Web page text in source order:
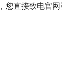
您直接致电官